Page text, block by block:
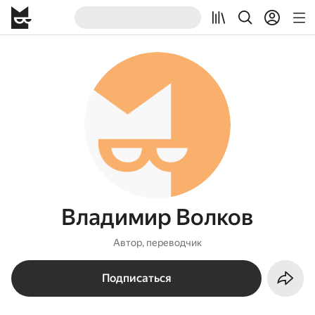
Владимир Волков
Автор, переводчик
Подписаться